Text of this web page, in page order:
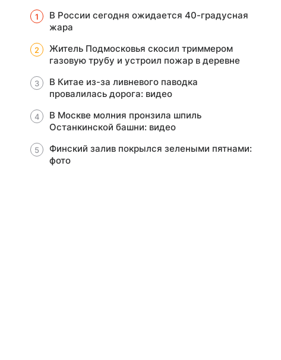
В России сегодня ожидается 40-градусная
жара
Житель Подмосковья скосил триммером
газовую трубу и устроил пожар в деревне
В Китае из-за ливневого паводка
провалилась дорога: видео
В Москве молния пронзила шпиль
Останкинской башни: видео
Финский залив покрылся зелеными пятнами:
фото